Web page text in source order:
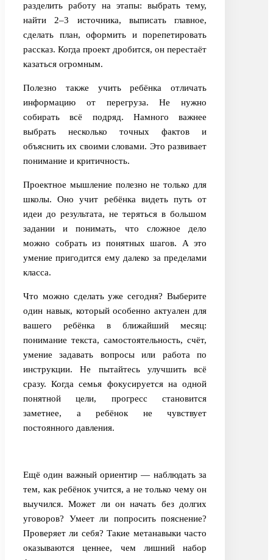
разделить работу на этапы: выбрать тему,
найти 2–3 источника, выписать главное,
сделать план, оформить и порепетировать
рассказ. Когда проект дробится, он перестаёт
казаться огромным.
Полезно также учить ребёнка отличать
информацию от перегруза. Не нужно
собирать всё подряд. Намного важнее
выбрать несколько точных фактов и
объяснить их своими словами. Это развивает
понимание и критичность.
Проектное мышление полезно не только для
школы. Оно учит ребёнка видеть путь от
идеи до результата, не теряться в большом
задании и понимать, что сложное дело
можно собрать из понятных шагов. А это
умение пригодится ему далеко за пределами
класса.
Что можно сделать уже сегодня? Выберите
один навык, который особенно актуален для
вашего ребёнка в ближайший месяц:
понимание текста, самостоятельность, счёт,
умение задавать вопросы или работа по
инструкции. Не пытайтесь улучшить всё
сразу. Когда семья фокусируется на одной
понятной цели, прогресс становится
заметнее, а ребёнок не чувствует
постоянного давления.
Ещё один важный ориентир — наблюдать за
тем, как ребёнок учится, а не только чему он
выучился. Может ли он начать без долгих
уговоров? Умеет ли попросить пояснение?
Проверяет ли себя? Такие метанавыки часто
оказываются ценнее, чем лишний набор